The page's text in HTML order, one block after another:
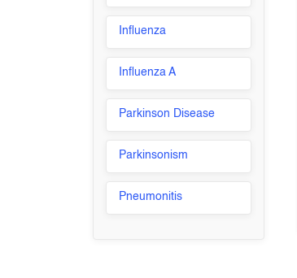
Influenza
Influenza A
Parkinson Disease
Parkinsonism
Pneumonitis